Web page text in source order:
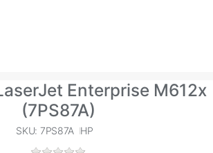
Enterprise M612x
(7PS87A)
SKU: 7PS87A HP